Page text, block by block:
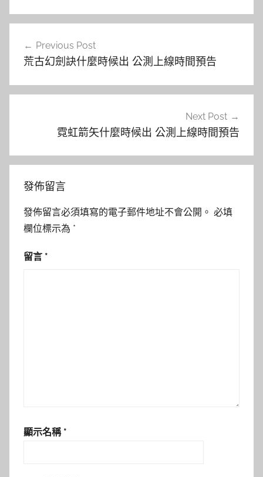
覽
Previous Post
荒古幻劍訣什麼時候出 公測上線時間預告
Next Post
霓虹箭矢什麼時候出 公測上線時間預告
發佈留言
發佈留言必須填寫的電子郵件地址不會公開。 必填
欄位標示為 *
留言 *
顯示名稱 *